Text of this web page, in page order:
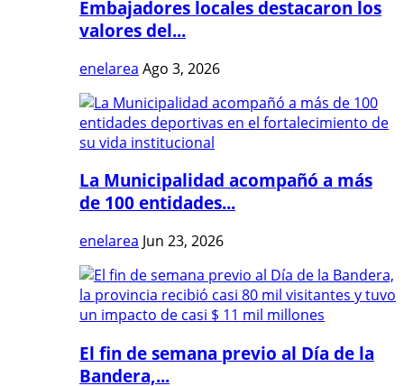
Embajadores locales destacaron los
valores del...
enelarea Ago 3, 2026
La Municipalidad acompañó a más
de 100 entidades...
enelarea Jun 23, 2026
El fin de semana previo al Día de la
Bandera,...